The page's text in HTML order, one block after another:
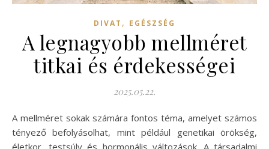
DIVAT , EGÉSZSÉG
A legnagyobb mellméret
titkai és érdekességei
2025.05.22.
A mellméret sokak számára fontos téma, amelyet számos
tényező befolyásolhat, mint például genetikai örökség,